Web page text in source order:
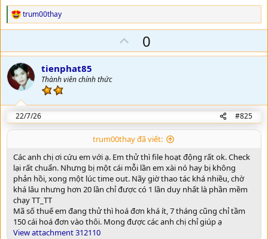
R
e
t
i
o
n
:
trum00thay
U
p
e
0
tienphat85
Thành viên chính thức
22/7/26 #825
trum00thay đã viết:
Các anh chị ơi cứu em với ạ. Em thử thì file hoạt động rất ok. Check
lại rất chuẩn. Nhưng bị một cái mỗi lần em xài nó hay bị không
phản hồi, xong một lúc time out. Nãy giờ thao tác khá nhiều, chờ
khá lâu nhưng hơn 20 lần chỉ được có 1 lần duy nhất là phần mềm
chạy TT_TT
Mã số thuế em đang thử thì hoá đơn khá ít, 7 tháng cũng chỉ tầm
150 cái hoá đơn vào thôi. Mong được các anh chị chỉ giúp ạ
View attachment 312110